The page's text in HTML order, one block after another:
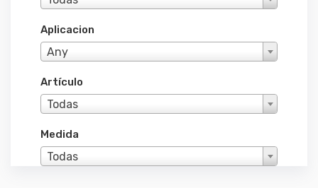
Aplicacion
Any
Artículo
Todas
Medida
Todas